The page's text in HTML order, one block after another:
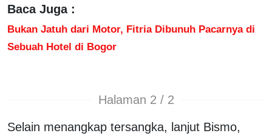
Baca Juga :
Bukan Jatuh dari Motor, Fitria Dibunuh Pacarnya di
Sebuah Hotel di Bogor
Halaman 2 / 2
Selain menangkap tersangka, lanjut Bismo,